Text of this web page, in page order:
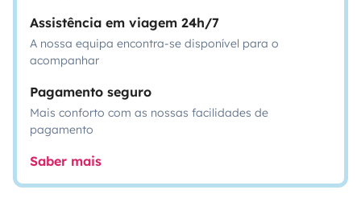
Assistência em viagem 24h/7
A nossa equipa encontra-se disponível para o
acompanhar
Pagamento seguro
Mais conforto com as nossas facilidades de
pagamento
Saber mais